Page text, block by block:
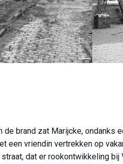
de brand zat Marijcke, ondanks
een vriendin vertrekken op
dat er rookontwikkeling